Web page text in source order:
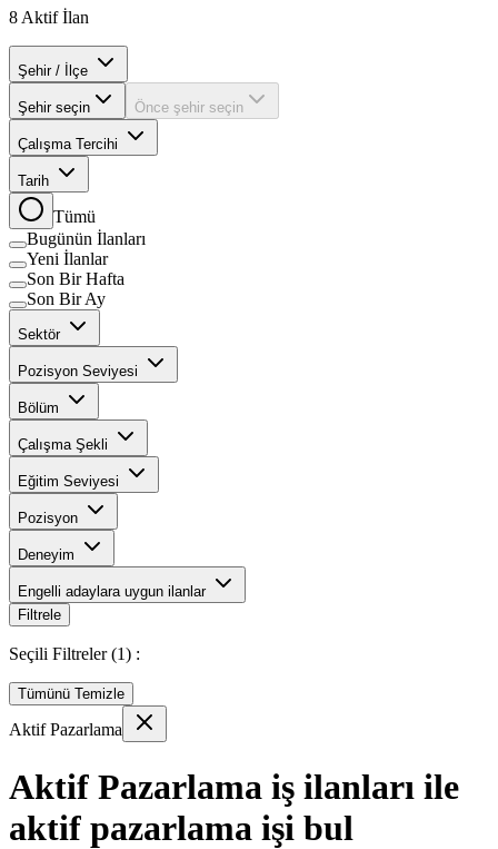
8Aktif İlan
Şehir / İlçe
Şehir seçin Önce şehir seçin
Çalışma Tercihi
Tarih
Tümü
Bugünün İlanları
Yeni İlanlar
Son Bir Hafta
Son Bir Ay
Sektör
Pozisyon Seviyesi
Bölüm
Çalışma Şekli
Eğitim Seviyesi
Pozisyon
Deneyim
Engelli adaylara uygun ilanlar
Filtrele
Seçili Filtreler (1) :
Tümünü Temizle
Aktif Pazarlama
Aktif Pazarlama iş ilanları ile
aktif pazarlama işi bul